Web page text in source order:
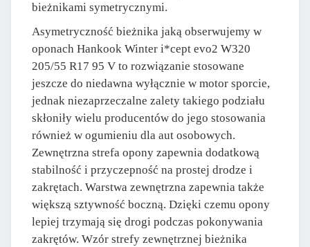
bieżnikami symetrycznymi.
Asymetryczność bieżnika jaką obserwujemy w
oponach Hankook Winter i*cept evo2 W320
205/55 R17 95 V to rozwiązanie stosowane
jeszcze do niedawna wyłącznie w motor sporcie,
jednak niezaprzeczalne zalety takiego podziału
skłoniły wielu producentów do jego stosowania
również w ogumieniu dla aut osobowych.
Zewnętrzna strefa opony zapewnia dodatkową
stabilność i przyczepność na prostej drodze i
zakrętach. Warstwa zewnętrzna zapewnia także
większą sztywność boczną. Dzięki czemu opony
lepiej trzymają się drogi podczas pokonywania
zakrętów. Wzór strefy zewnętrznej bieżnika